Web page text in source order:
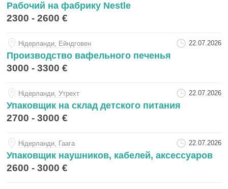
Рабочий на фабрику Nestle
2300 - 2600 €
Нiдерланди, Ейндговен 22.07.2026
Производство вафельного печенья
3000 - 3300 €
Нiдерланди, Утрехт 22.07.2026
Упаковщик на склад детского питания
2700 - 3000 €
Нiдерланди, Гаага 22.07.2026
Упаковщик наушников, кабелей, аксессуаров
2600 - 3000 €